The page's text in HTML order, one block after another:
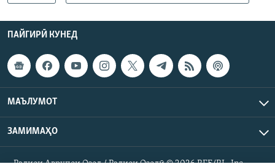
ПАЙГИРӢ КУНЕД
МАЪЛУМОТ
ЗАМИМАҲО